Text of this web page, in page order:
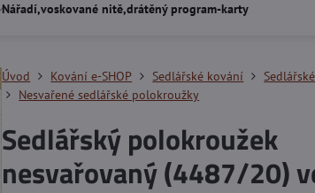
Nářadí,voskované nitě,drátěný program-karty
Úvod Kování e-SHOP Sedlářské kování
Nesvařené sedlářské polokroužky
Sedlářský polokroužek
nesvařovaný (4487/20)